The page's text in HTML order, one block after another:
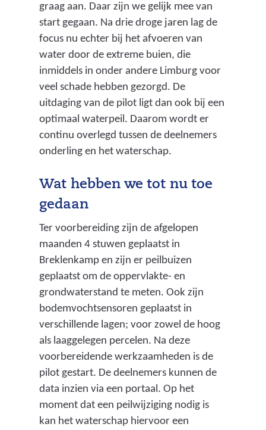
g
o
n
d
a
t
graag aan. Daar zijn we gelijk mee van
start gegaan. Na drie droge jaren lag de
focus nu echter bij het afvoeren van
water door de extreme buien, die
inmiddels in onder andere Limburg voor
veel schade hebben gezorgd. De
uitdaging van de pilot ligt dan ook bij een
optimaal waterpeil. Daarom wordt er
continu overlegd tussen de deelnemers
onderling en het waterschap.
Wat hebben we tot nu toe
gedaan
Ter voorbereiding zijn de afgelopen
maanden 4 stuwen geplaatst in
Breklenkamp en zijn er peilbuizen
geplaatst om de oppervlakte- en
grondwaterstand te meten. Ook zijn
bodemvochtsensoren geplaatst in
verschillende lagen; voor zowel de hoog
als laaggelegen percelen. Na deze
voorbereidende werkzaamheden is de
pilot gestart. De deelnemers kunnen de
data inzien via een portaal. Op het
moment dat een peilwijziging nodig is
kan het waterschap hiervoor een